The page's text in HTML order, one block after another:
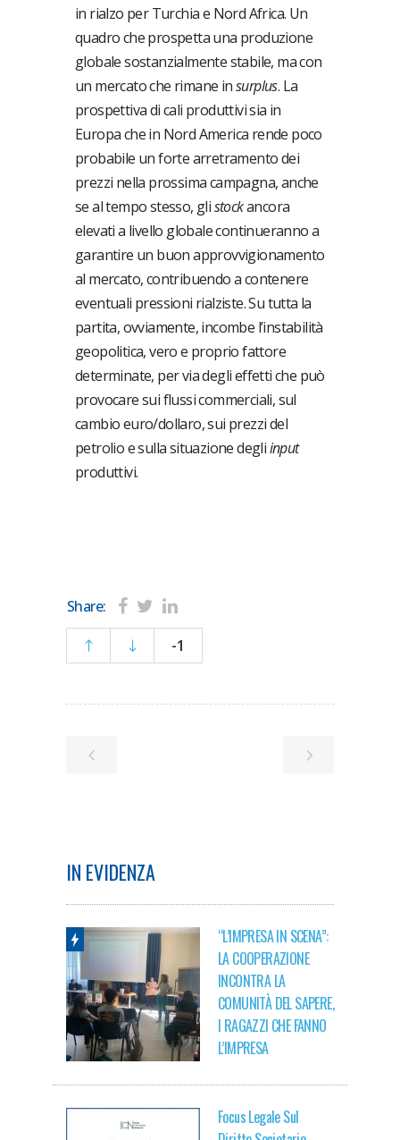
in rialzo per Turchia e Nord Africa. Un
quadro che prospetta una produzione
globale sostanzialmente stabile, ma con
un mercato che rimane insurplus. La
prospettiva di cali produttivi sia in
Europa che in Nord America rende poco
probabile un forte arretramento dei
prezzi nella prossima campagna, anche
se al tempo stesso, glistockancora
elevati a livello globale continueranno a
garantire un buon approvvigionamento
al mercato, contribuendo a contenere
eventuali pressioni rialziste. Su tutta la
partita, ovviamente, incombe l’instabilità
geopolitica, vero e proprio fattore
determinate, per via degli effetti che può
provocare sui flussi commerciali, sul
cambio euro/dollaro, sui prezzi del
petrolio e sulla situazione degliinput
produttivi.
Share:
-1
IN EVIDENZA
“L’IMPRESA IN SCENA”:
LA COOPERAZIONE
INCONTRA LA
COMUNITÀ DEL SAPERE,
I RAGAZZI CHE FANNO
L’IMPRESA
Focus Legale Sul